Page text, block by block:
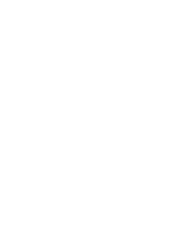
QUOTIDIENNE D'HIER,